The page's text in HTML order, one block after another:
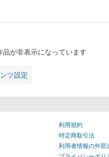
が非表示になっています
ツ設定
利用規約
特定商取引法
利用者情報の外部